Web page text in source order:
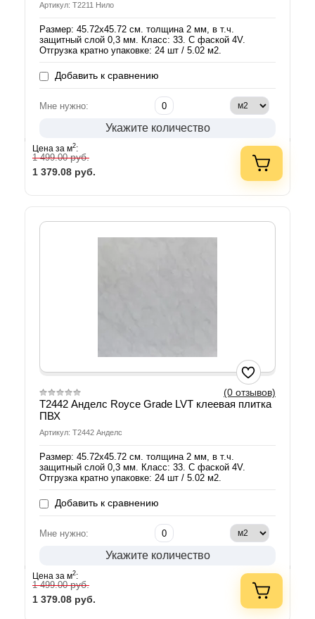
Артикул: T2211 Нило
Размер: 45.72х45.72 см. толщина 2 мм, в т.ч.
защитный слой 0,3 мм. Класс: 33. С фаской 4V.
Отгрузка кратно упаковке: 24 шт / 5.02 м2.
Добавить к сравнению
Мне нужно:
Укажите количество
Цена за м2:
1 499.00руб.
1 379.08 руб.
(0 отзывов)
T2442 Анделс Royce Grade LVT клеевая плитка
ПВХ
Артикул: T2442 Анделс
Размер: 45.72х45.72 см. толщина 2 мм, в т.ч.
защитный слой 0,3 мм. Класс: 33. С фаской 4V.
Отгрузка кратно упаковке: 24 шт / 5.02 м2.
Добавить к сравнению
Мне нужно:
Укажите количество
Цена за м2:
1 499.00руб.
1 379.08 руб.